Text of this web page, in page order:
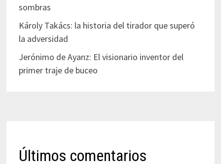
sombras
Károly Takács: la historia del tirador que superó
la adversidad
Jerónimo de Ayanz: El visionario inventor del
primer traje de buceo
Últimos comentarios